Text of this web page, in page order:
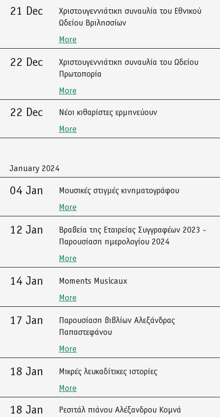
21 Dec
Χριστουγεννιάτικη συναυλία του Εθνικού
Ωδείου Βριλησσίων
More
22 Dec
Χριστουγεννιάτικη συναυλία του Ωδείου
Πρωτοπορία
More
22 Dec
Νέοι κιθαρίστες ερμηνεύουν
More
January 2024
04 Jan
Μουσικές στιγμές κινηματογράφου
More
12 Jan
Βραβεία της Εταιρείας Συγγραφέων 2023 -
Παρουσίαση ημερολογίου 2024
More
14 Jan
Moments Musicaux
More
17 Jan
Παρουσίαση βιβλίων Αλεξάνδρας
Παπαστεφάνου
More
18 Jan
Μικρές λευκαδίτικες ιστορίες
More
18 Jan
Ρεσιτάλ πιάνου Αλέξανδρου Κομνά